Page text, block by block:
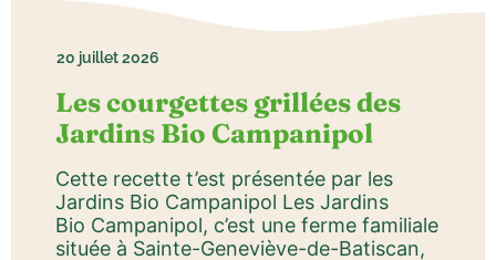
20 juillet 2026
Les courgettes grillées des
Jardins Bio Campanipol
Cette recette t’est présentée par les
Jardins Bio Campanipol Les Jardins
Bio Campanipol, c’est une ferme familiale
située à Sainte-Geneviève-de-Batiscan,